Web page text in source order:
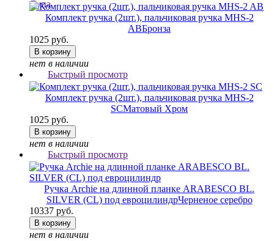
Комплект ручка (2шт.), пальчиковая ручка MHS-2
ABБронза
1025 руб.
В корзину
нет в наличии
Быстрый просмотр
Комплект ручка (2шт.), пальчиковая ручка MHS-2
SCМатовый Хром
1025 руб.
В корзину
нет в наличии
Быстрый просмотр
Ручка Archie на длинной планке ARABESCO BL.
SILVER (CL) под евроцилиндрЧерненое серебро
10337 руб.
В корзину
нет в наличии